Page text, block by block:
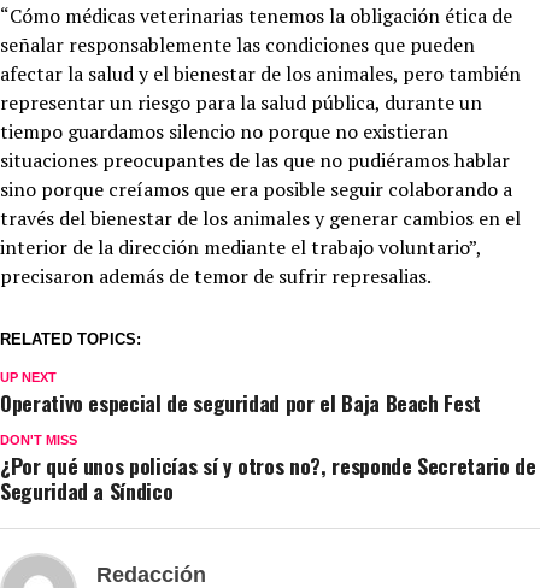
“Cómo médicas veterinarias tenemos la obligación ética de
señalar responsablemente las condiciones que pueden
afectar la salud y el bienestar de los animales, pero también
representar un riesgo para la salud pública, durante un
tiempo guardamos silencio no porque no existieran
situaciones preocupantes de las que no pudiéramos hablar
sino porque creíamos que era posible seguir colaborando a
través del bienestar de los animales y generar cambios en el
interior de la dirección mediante el trabajo voluntario”,
precisaron además de temor de sufrir represalias.
RELATED TOPICS:
UP NEXT
Operativo especial de seguridad por el Baja Beach Fest
DON'T MISS
¿Por qué unos policías sí y otros no?, responde Secretario de
Seguridad a Síndico
Redacción